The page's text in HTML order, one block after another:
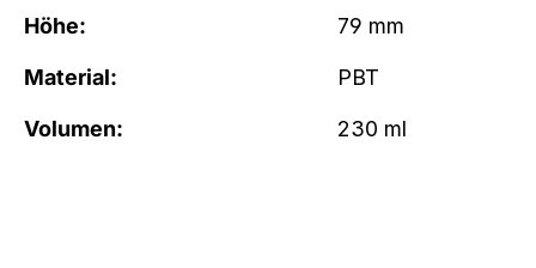
Höhe: 79 mm
Material: PBT
Volumen: 230 ml